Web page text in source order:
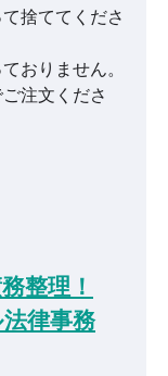
捨ててくださ
おりません。
注文くださ
整理！
律事務